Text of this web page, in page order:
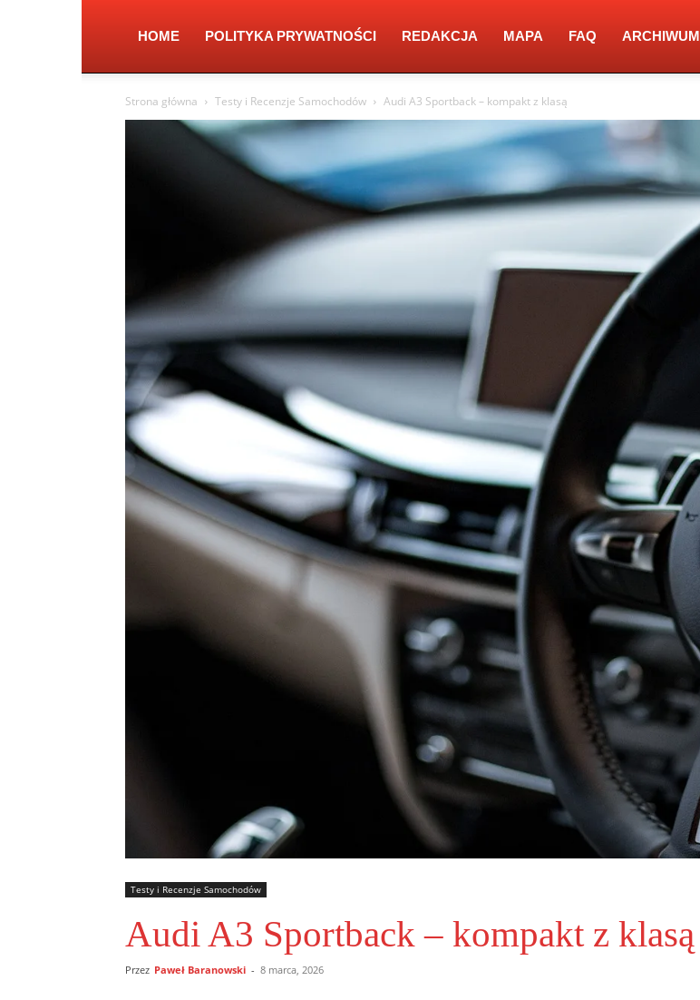
HOME POLITYKA PRYWATNOŚCI REDAKCJA MAPA FAQ ARCHIWUM
Strona główna Testy i Recenzje Samochodów Audi A3 Sportback – kompakt z klasą
Testy i Recenzje Samochodów
Audi A3 Sportback – kompakt z klasą
Przez Paweł Baranowski - 8 marca, 2026